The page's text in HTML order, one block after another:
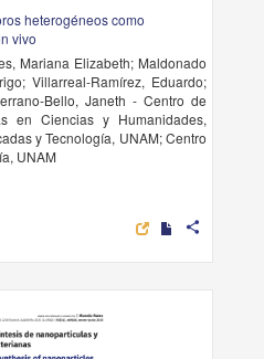
heterogéneos como
vivo
Mariana Elizabeth; Maldonado
Villarreal-Ramírez, Eduardo;
Bello, Janeth - Centro de
en Ciencias y Humanidades,
y Tecnología, UNAM; Centro
UNAM
share